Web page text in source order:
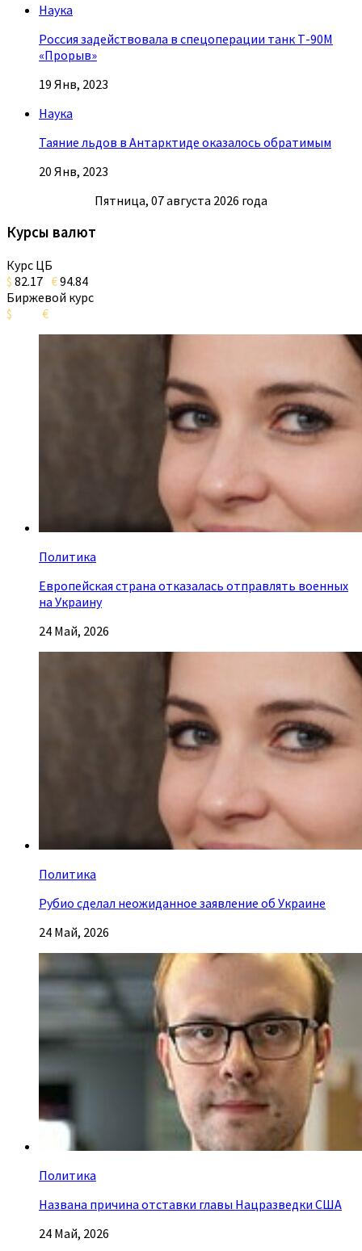
Наука
Россия задействовала в спецоперации танк Т-90М
«Прорыв»
19 Янв, 2023
Наука
Таяние льдов в Антарктиде оказалось обратимым
20 Янв, 2023
Пятница, 07 августа 2026 года
Курсы валют
Курс ЦБ
$ 82.17 €94.84
Биржевой курс
$
€
Политика
Европейская страна отказалась отправлять военных
на Украину
24 Май, 2026
Политика
Рубио сделал неожиданное заявление об Украине
24 Май, 2026
Политика
Названа причина отставки главы Нацразведки США
24 Май, 2026